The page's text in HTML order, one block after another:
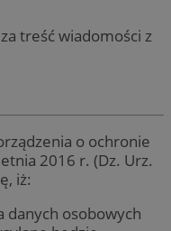
treść wiadomości z
o ochronie
2016 r. (Dz. Urz.
iż:
danych osobowych